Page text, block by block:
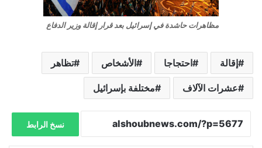
مظاهرات حاشدة في إسرائيل بعد قرار إقالة وزير الدفاع
إقالة احتجاجا الأشخاص تظاهر
عشرات الآلاف مختلفة بإسرائيل
نسخ الرابط